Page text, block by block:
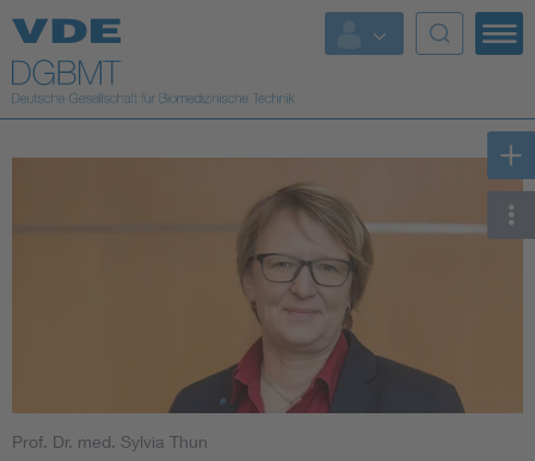
Top Themen
Fokusthemen
Prof. Dr. med. Sylvia Thun